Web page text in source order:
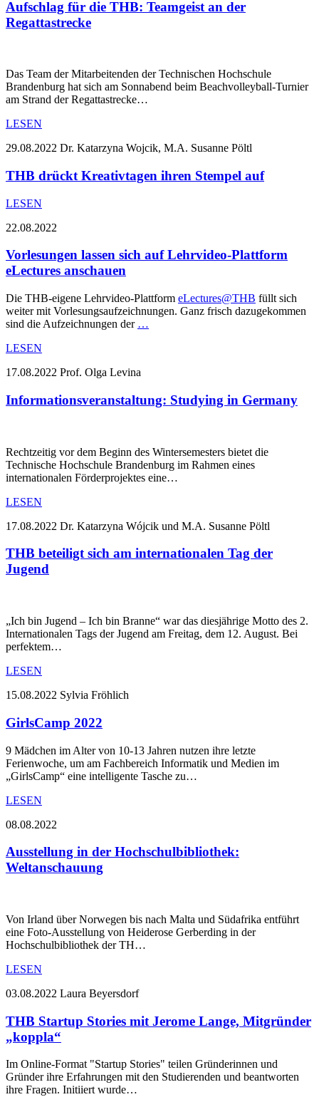
Aufschlag für die THB: Teamgeist an der
Regattastrecke
Das Team der Mitarbeitenden der Technischen Hochschule
Brandenburg hat sich am Sonnabend beim Beachvolleyball-Turnier
am Strand der Regattastrecke…
LESEN
29.08.2022 Dr. Katarzyna Wojcik, M.A. Susanne Pöltl
THB drückt Kreativtagen ihren Stempel auf
LESEN
22.08.2022
Vorlesungen lassen sich auf Lehrvideo-Plattform
eLectures anschauen
Die THB-eigene Lehrvideo-Plattform eLectures@THB füllt sich
weiter mit Vorlesungsaufzeichnungen. Ganz frisch dazugekommen
sind die Aufzeichnungen der …
LESEN
17.08.2022 Prof. Olga Levina
Informationsveranstaltung: Studying in Germany
Rechtzeitig vor dem Beginn des Wintersemesters bietet die
Technische Hochschule Brandenburg im Rahmen eines
internationalen Förderprojektes eine…
LESEN
17.08.2022 Dr. Katarzyna Wójcik und M.A. Susanne Pöltl
THB beteiligt sich am internationalen Tag der
Jugend
„Ich bin Jugend – Ich bin Branne“ war das diesjährige Motto des 2.
Internationalen Tags der Jugend am Freitag, dem 12. August. Bei
perfektem…
LESEN
15.08.2022 Sylvia Fröhlich
GirlsCamp 2022
9 Mädchen im Alter von 10-13 Jahren nutzen ihre letzte
Ferienwoche, um am Fachbereich Informatik und Medien im
„GirlsCamp“ eine intelligente Tasche zu…
LESEN
08.08.2022
Ausstellung in der Hochschulbibliothek:
Weltanschauung
Von Irland über Norwegen bis nach Malta und Südafrika entführt
eine Foto-Ausstellung von Heiderose Gerberding in der
Hochschulbibliothek der TH…
LESEN
03.08.2022 Laura Beyersdorf
THB Startup Stories mit Jerome Lange, Mitgründer
„koppla“
Im Online-Format "Startup Stories" teilen Gründerinnen und
Gründer ihre Erfahrungen mit den Studierenden und beantworten
ihre Fragen. Initiiert wurde…